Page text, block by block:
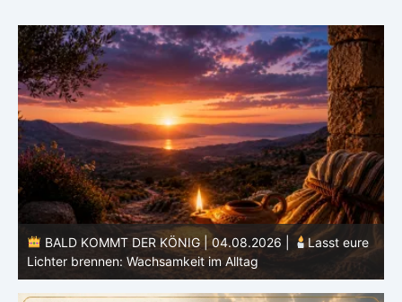
BALD KOMMT DER KÖNIG | 03.08.2026 |
Ein reines
Herz: Heiligung beginnt im Inneren